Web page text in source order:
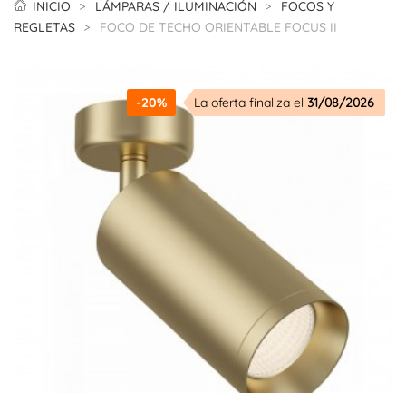
INICIO LÁMPARAS / ILUMINACIÓN
FOCOS Y
REGLETAS
FOCO DE TECHO ORIENTABLE FOCUS II
-20% La oferta finaliza el 31/08/2026